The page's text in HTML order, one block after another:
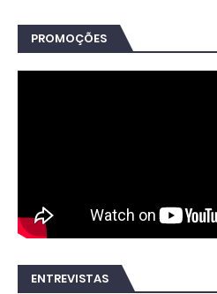
PROMOÇÕES
ENTREVISTAS